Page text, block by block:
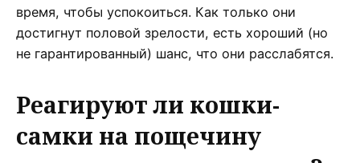
время, чтобы успокоиться. Как только они
достигнут половой зрелости, есть хороший (но
не гарантированный) шанс, что они расслабятся.
Реагируют ли кошки-
самки на пощечину